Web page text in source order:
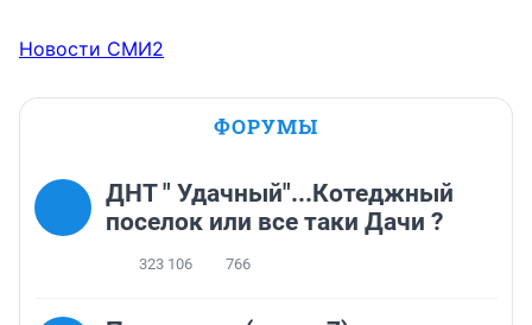
Новости СМИ2
ФОРУМЫ
ДНТ " Удачный"...Котеджный
поселок или все таки Дачи ?
323 106 766